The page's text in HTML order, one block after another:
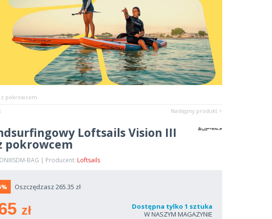
z pokrowcem
Następny produkt >
Loftsails Vision III
pokrowcem
BAG | Producent: Loftsails
Oszczędzasz 265.35 zł
zł
Dostępna tylko 1 sztuka
W NASZYM MAGAZYNIE